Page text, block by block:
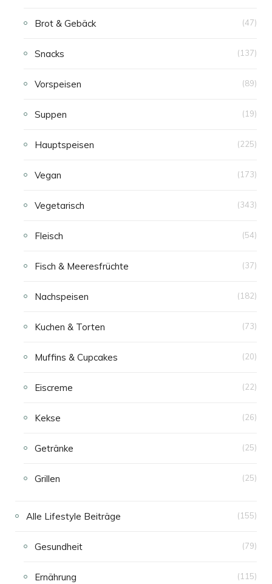
Brot & Gebäck (47)
Snacks (137)
Vorspeisen (89)
Suppen (19)
Hauptspeisen (225)
Vegan (173)
Vegetarisch (343)
Fleisch (54)
Fisch & Meeresfrüchte (37)
Nachspeisen (182)
Kuchen & Torten (73)
Muffins & Cupcakes (20)
Eiscreme (22)
Kekse (26)
Getränke (25)
Grillen (25)
Alle Lifestyle Beiträge (155)
Gesundheit (79)
Ernährung (115)